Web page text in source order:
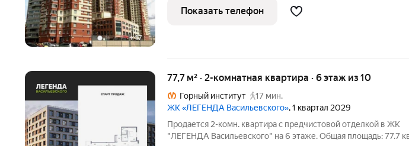
+17
окна-эркеры и элегантный балкон на кухне. Квартира очень
тёплая и тихая, окна
Показать телефон
77,7 м² · 2-комнатная квартира · 6 этаж из 10
Горный институт
17 мин.
ЖК «ЛЕГЕНДА Васильевского», 1 квартал 2029
Продается 2-комн. квартира с предчистовой отделкой в ЖК
"ЛЕГЕНДА Васильевского" на 6 этаже. Общая площадь: 77.7